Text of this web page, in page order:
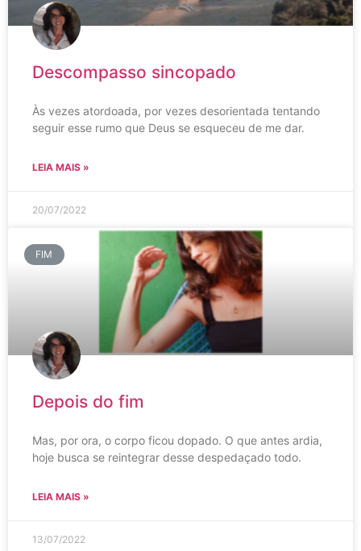
Descompasso sincopado
Às vezes atordoada, por vezes desorientada tentando
seguir esse rumo que Deus se esqueceu de me dar.
LEIA MAIS »
20/07/2022
FIM
Depois do fim
Mas, por ora, o corpo ficou dopado. O que antes ardia,
hoje busca se reintegrar desse despedaçado todo.
LEIA MAIS »
13/07/2022